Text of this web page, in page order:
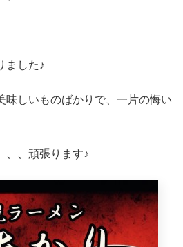
ました♪
味しいものばかりで、一片の悔い
、、頑張ります♪